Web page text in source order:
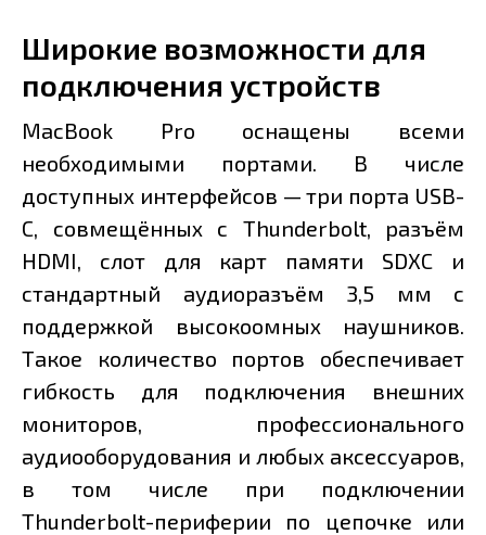
Широкие возможности для
подключения устройств
MacBook Pro оснащены всеми
необходимыми портами. В числе
доступных интерфейсов — три порта USB-
C, совмещённых с Thunderbolt, разъём
HDMI, слот для карт памяти SDXC и
стандартный аудиоразъём 3,5 мм с
поддержкой высокоомных наушников.
Такое количество портов обеспечивает
гибкость для подключения внешних
мониторов, профессионального
аудиооборудования и любых аксессуаров,
в том числе при подключении
Thunderbolt-периферии по цепочке или